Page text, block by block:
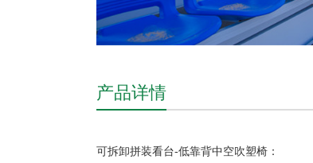
产品详情
可拆卸拼装看台-低靠背中空吹塑椅：